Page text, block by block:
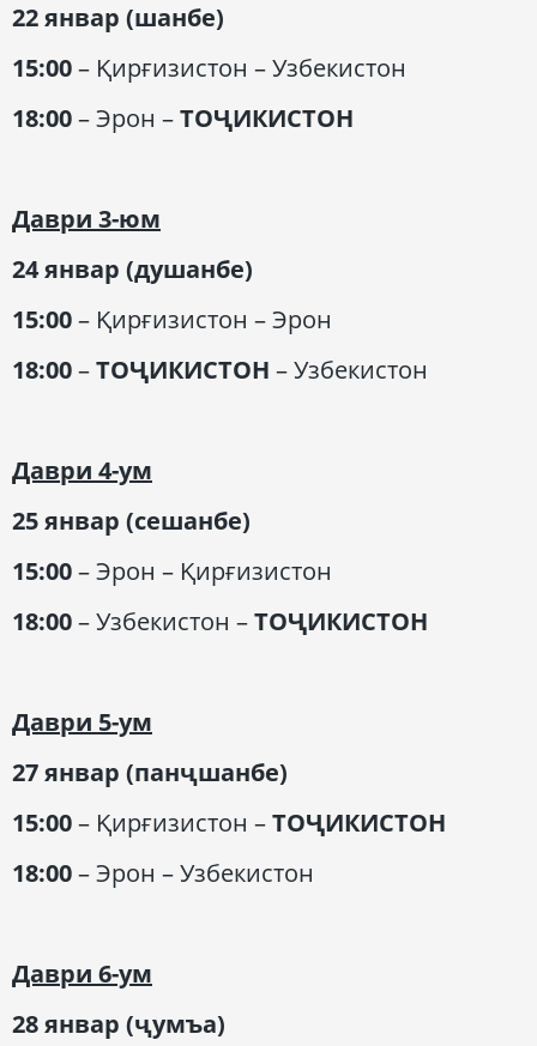
22 январ (шанбе)
15:00– Қирғизистон – Узбекистон
18:00– Эрон –ТОҶИКИСТОН
Даври 3-юм
24 январ (душанбе)
15:00– Қирғизистон – Эрон
18:00–ТОҶИКИСТОН – Узбекистон
Даври 4-ум
25 январ (сешанбе)
15:00– Эрон – Қирғизистон
18:00– Узбекистон –ТОҶИКИСТОН
Даври 5-ум
27 январ (панҷшанбе)
15:00– Қирғизистон –ТОҶИКИСТОН
18:00– Эрон – Узбекистон
Даври 6-ум
28 январ (ҷумъа)